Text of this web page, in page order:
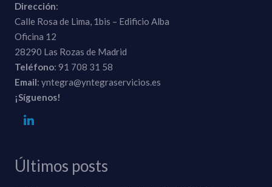
Dirección:
Calle Rosa de Lima, 1bis – Edificio Alba
Oficina 12
28290 Las Rozas de Madrid
Teléfono: 91 708 31 58
Email: yntegra@yntegraservicios.es
¡Síguenos!
Últimos posts